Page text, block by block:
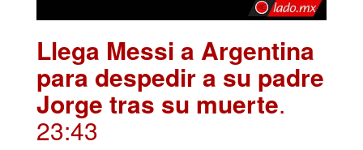
Llega Messi a Argentina
para despedir a su padre
Jorge tras su muerte.
23:43